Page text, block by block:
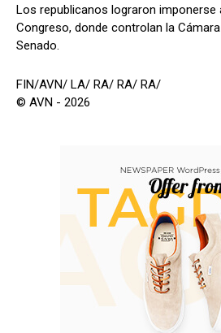
Los republicanos lograron imponerse
Congreso, donde controlan la
Senado.
FIN/AVN/ LA/ RA/ RA/ RA/
© AVN - 2026